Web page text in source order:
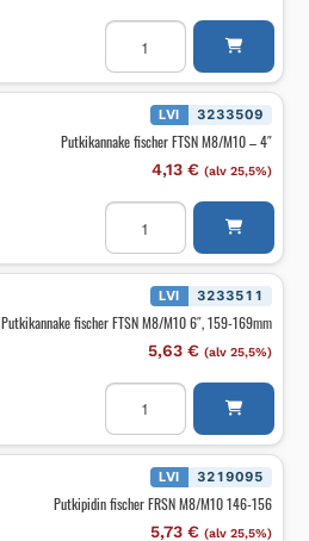
Putkikannake
fischer
48-
54
M8/M10
ERISTETTY
määrä
LVI 3233509
Putkikannake fischer FTSN M8/M10 – 4″
4,13 € (alv 25,5%)
Putkikannake
fischer
FTSN
M8/M10
-
määrä
LVI 3233511
Putkikannake fischer FTSN M8/M10 6″, 159-169mm
5,63 € (alv 25,5%)
Putkikannake
fischer
M8/M10
6",
169mm
määrä
LVI 3219095
Putkipidin fischer FRSN M8/M10 146-156
5,73 € (alv 25,5%)